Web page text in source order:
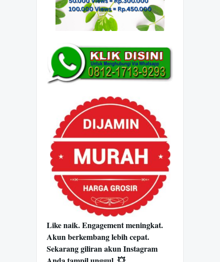
Like naik. Engagement meningkat.
Akun berkembang lebih cepat.
Sekarang giliran akun Instagram